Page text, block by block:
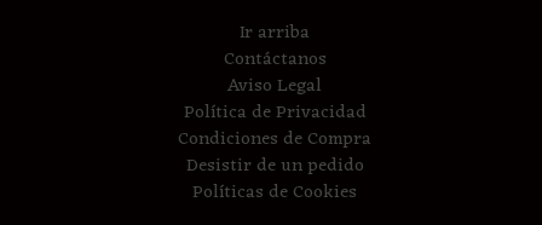
Ir arriba
Contáctanos
Aviso Legal
Política de Privacidad
Condiciones de Compra
Desistir de un pedido
Políticas de Cookies